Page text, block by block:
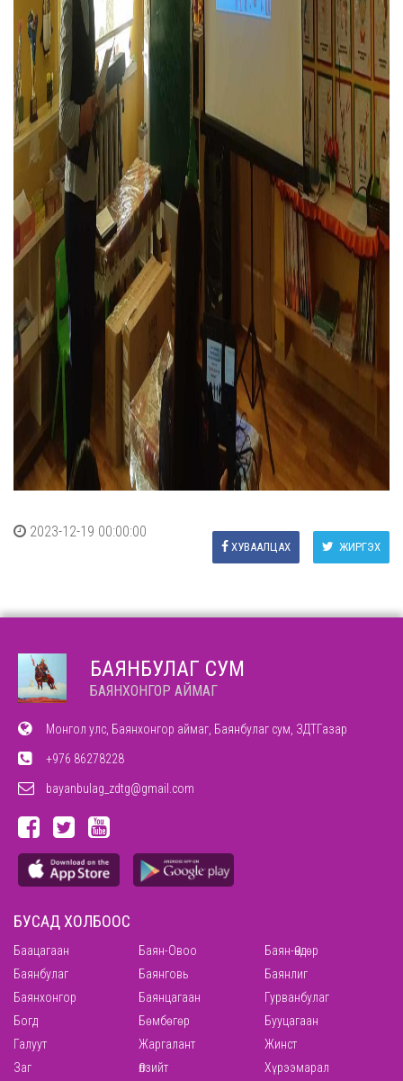
2023-12-19 00:00:00
ЖИРГЭХ
ХУВААЛЦАХ
БАЯНБУЛАГ СУМ
БАЯНХОНГОР АЙМАГ
Монгол улс, Баянхонгор аймаг, Баянбулаг сум, ЗДТГазар
+976 86278228
bayanbulag_zdtg@gmail.com
БУСАД ХОЛБООС
Баацагаан Баян-Овоо
Баян-Өндөр
Баянбулаг
Баянговь
Баянлиг
Баянхонгор
Баянцагаан
Гурванбулаг
Богд
Бөмбөгөр
Бууцагаан
Галуут
Жаргалант
Жинст
Заг
Өлзийт Хүрээмарал